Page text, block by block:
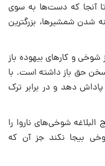
آنجا که دست‌ها به سوی
شدن شمشیرها، بزرگترین
شوخی و کارهای بیهوده باز
حق باز داشته است. با
دهد و در برابر ترک
السلام) در حکمت ۴۵۰ نهج البلاغه شوخی‌های ناروا را
بیجا نکند جز آن که